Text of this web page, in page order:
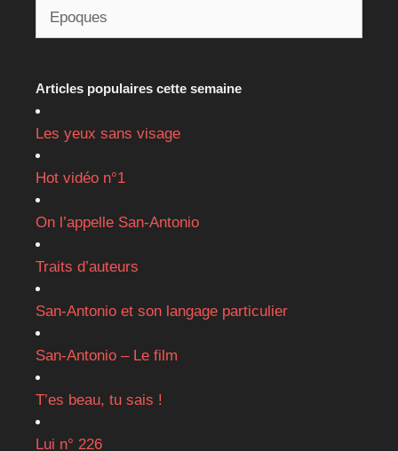
Articles populaires cette semaine
Les yeux sans visage
Hot vidéo n°1
On l’appelle San-Antonio
Traits d’auteurs
San-Antonio et son langage particulier
San-Antonio – Le film
T’es beau, tu sais !
Lui n° 226